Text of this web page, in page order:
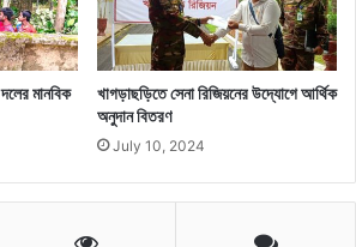
মানবিক
খাগড়াছড়িতে সেনা রিজিয়নের উদ্যোগে আর্থিক
অনুদান বিতরণ
July 10, 2024